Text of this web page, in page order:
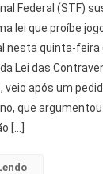
Suspende
Análise
De
Lei
Sobre
Jogos
De
Federal (STF)
lei que proíbe
nesta quinta-feira
Lei das
veio após um
que
[…]